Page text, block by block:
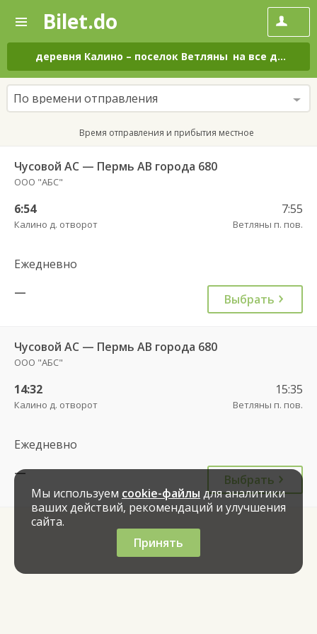
—
Поиск
и
покупка
билетов
на
автобус
онлайн
Bilet.do
деревня Калино – поселок Ветляны на все дни
По времени отправления
Время отправления и прибытия местное
Чусовой АС — Пермь АВ города 680
ООО "АБС"
6:54
Калино д. отворот
7:55
Ветляны п. пов.
Ежедневно
—
Выбрать
Чусовой АС — Пермь АВ города 680
ООО "АБС"
14:32
Калино д. отворот
15:35
Ветляны п. пов.
Ежедневно
—
Выбрать
Мы используем cookie-файлы для аналитики
ваших действий, рекомендаций и улучшения
сайта.
Принять